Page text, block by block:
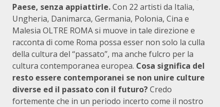
Paese, senza appiattirle.Con 22 artisti da Italia,
Ungheria, Danimarca, Germania, Polonia, Cina e
Malesia OLTRE ROMA si muove in tale direzione e
racconta di come Roma possa esser non solo la culla
della cultura del “passato”, ma anche fulcro per la
cultura contemporanea europea. Cosa significa del
resto essere contemporanei se non unire culture
diverse ed il passato con il futuro?Credo
fortemente che in un periodo incerto come il nostro